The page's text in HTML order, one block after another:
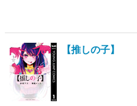
【推しの子】